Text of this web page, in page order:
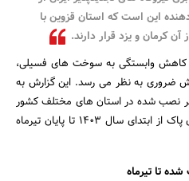
نشان دهنده این است که استان قزوین با
کاهش وابستگی به سوخت های فسیلی،
ضروری به نظر می رسد. این گزارش به
نصب شده در استان های مختلف کشور
و سهم انواع نیروگاه ها در تولید برق پاک از ابتدای سال 1403 تا پایان تیرماه
تا تیرماه